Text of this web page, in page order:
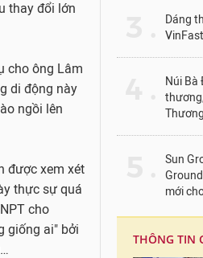
thay đổi lớn
cho ông Lâm
di động này
ngồi lên
được xem xét
thực sự quá
cho
giống ai" bởi
Dáng
Núi Bà
Sun
mới
THÔNG TIN